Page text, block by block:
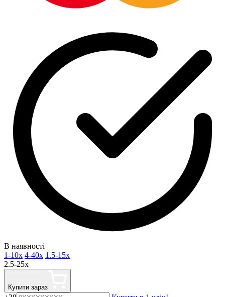
В наявності
1-10x 4-40x 1.5-15x
2.5-25x
Купити зараз